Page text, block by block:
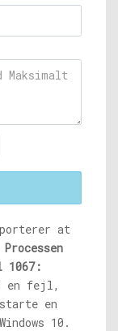
at
1067:
en fejl,
en
10.